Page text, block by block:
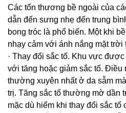
Các tổn thương bề ngoài của
dẫn đến sưng nhẹ đến trung
bong tróc là phổ biến. Một khi
nhạy cảm với ánh nắng mặt trời
· Thay đổi sắc tố. Khu vực
với tăng hoặc giảm sắc tố. Điều
thường xuyên nhất ở da sẫm
trị. Tăng sắc tố thường mờ dần
mặc dù hiếm khi thay đổi sắc tố